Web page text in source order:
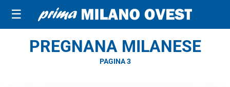
☰
PREGNANA MILANESE
PAGINA 3